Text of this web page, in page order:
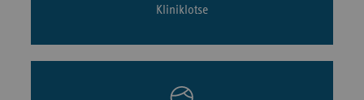
Kliniklotse